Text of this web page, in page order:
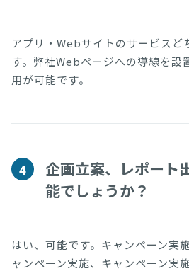
アプリ・Webサイトのサービスど
す。弊社Webページへの導線を設
用が可能です。
4
企画立案、レポート
能でしょうか？
はい、可能です。キャンペーン実
ャンペーン実施、キャンペーン実